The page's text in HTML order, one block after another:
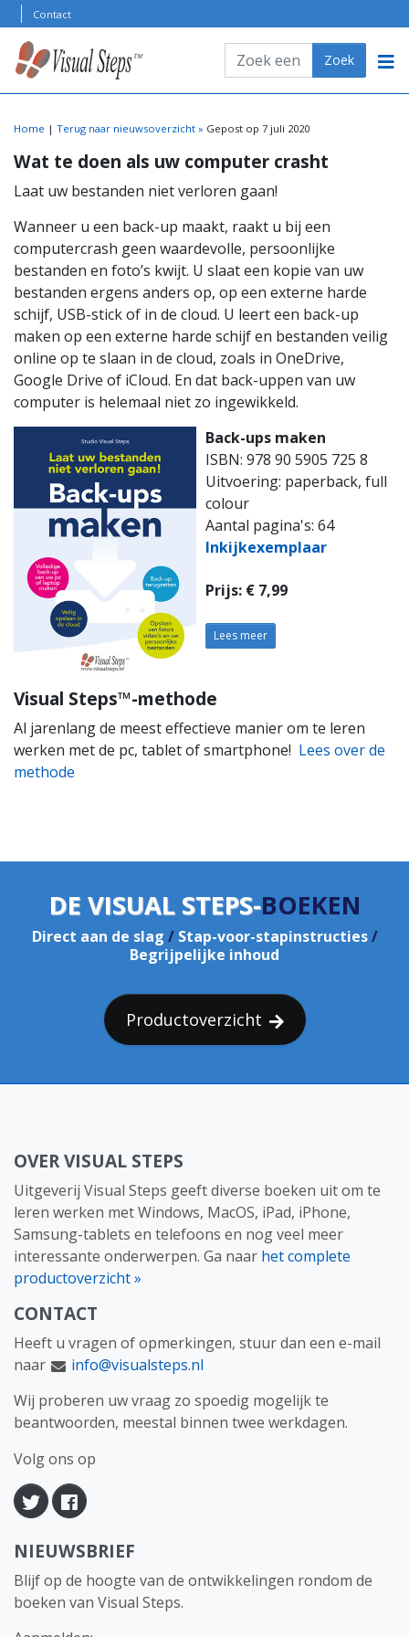
Skip to content
Contact
Zoeken Zoek
Home | Terug naar nieuwsoverzicht » Gepost op 7 juli 2020
Wat te doen als uw computer crasht
Laat uw bestanden niet verloren gaan!
Wanneer u een back-up maakt, raakt u bij een
computercrash geen waardevolle, persoonlijke
bestanden en foto’s kwijt. U slaat een kopie van uw
bestanden ergens anders op, op een externe harde
schijf, USB-stick of in de cloud. U leert een back-up
maken op een externe harde schijf en bestanden veilig
online op te slaan in de cloud, zoals in OneDrive,
Google Drive of iCloud. En dat back-uppen van uw
computer is helemaal niet zo ingewikkeld.
Back-ups maken
ISBN: 978 90 5905 725 8
Uitvoering: paperback, full
colour
Aantal pagina's: 64
Inkijkexemplaar
Prijs: € 7,99
Lees meer
Visual Steps™-methode
Al jarenlang de meest effectieve manier om te leren
werken met de pc, tablet of smartphone! Lees over de
methode
DE VISUAL STEPS-BOEKEN
Direct aan de slag /Stap-voor-stapinstructies/
Begrijpelijke inhoud
Productoverzicht
OVER VISUAL STEPS
Uitgeverij Visual Steps geeft diverse boeken uit om te
leren werken met Windows, MacOS, iPad, iPhone,
Samsung-tablets en telefoons en nog veel meer
interessante onderwerpen. Ga naar het complete
productoverzicht »
CONTACT
Heeft u vragen of opmerkingen, stuur dan een e-mail
naar
info@visualsteps.nl
Wij proberen uw vraag zo spoedig mogelijk te
beantwoorden, meestal binnen twee werkdagen.
Volg ons op
TwitterFacebook
NIEUWSBRIEF
Blijf op de hoogte van de ontwikkelingen rondom de
boeken van Visual Steps.
PRODUCTOVERZICHT
KLANTENSERVICE